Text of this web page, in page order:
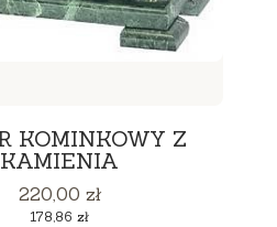
KOMINKOWY Z
KAMIENIA
Cena
220,00 zł
Cena
178,86 zł